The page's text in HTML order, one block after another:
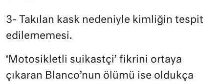
3- Takılan kask nedeniyle kimliğin tespit
edilememesi.
‘Motosikletli suikastçi’ fikrini ortaya
çıkaran Blanco’nun ölümü ise oldukça